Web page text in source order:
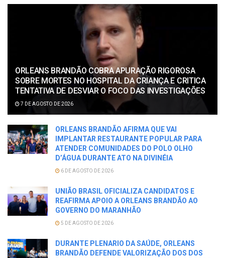
ORLEANS BRANDÃO COBRA APURAÇÃO RIGOROSA
SOBRE MORTES NO HOSPITAL DA CRIANÇA E CRITICA
TENTATIVA DE DESVIAR O FOCO DAS INVESTIGAÇÕES
7 DE AGOSTO DE 2026
ORLEANS BRANDÃO AFIRMA QUE VAI
IMPLANTAR RESTAURANTE POPULAR PARA
ATENDER COMUNIDADES DO POLO OLHO
D’ÁGUA DURANTE ATO NA DIVINÉIA
6 DE AGOSTO DE 2026
UNIÃO BRASIL OFICIALIZA CANDIDATOS E
REAFIRMA APOIO A ORLEANS BRANDÃO AO
GOVERNO DO MARANHÃO
5 DE AGOSTO DE 2026
DURANTE PLENARIO DA SAÚDE, ORLEANS
BRANDÃO DEFENDE VALORIZAÇÃO DOS DOS